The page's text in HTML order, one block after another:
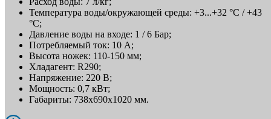
Температура воды/окружающей среды: +3...+32 °C / +43
°C;
Давление воды на входе: 1 / 6 Бар;
Потребляемый ток: 10 А;
Высота ножек: 110-150 мм;
Хладагент: R290;
Напряжение: 220 В;
Мощность: 0,7 кВт;
Габариты: 738x690x1020 мм.